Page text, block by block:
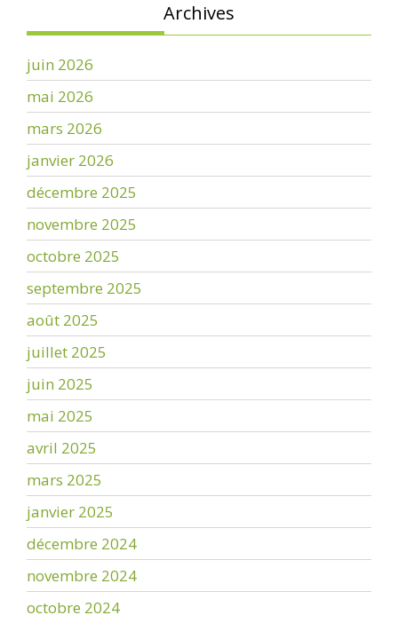
Archives
juin 2026
mai 2026
mars 2026
janvier 2026
décembre 2025
novembre 2025
octobre 2025
septembre 2025
août 2025
juillet 2025
juin 2025
mai 2025
avril 2025
mars 2025
janvier 2025
décembre 2024
novembre 2024
octobre 2024